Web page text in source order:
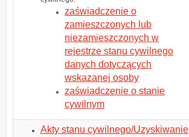
zaświadczenie o
zamieszczonych lub
niezamieszczonych w
rejestrze stanu cywilnego
danych dotyczących
wskazanej osoby
zaświadczenie o stanie
cywilnym
Akty stanu cywilnego/Uzyskiwanie